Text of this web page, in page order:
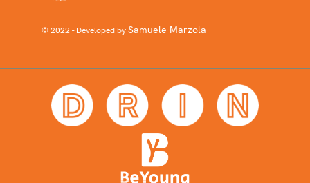
© 2022 - Developed bySamuele Marzola